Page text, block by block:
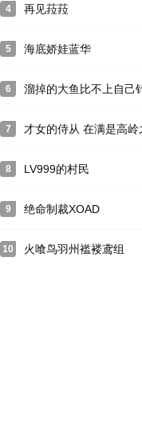
的故乡。
生活。但是另一方面，她
异的成绩入学的少女由乃
阳庄”。住在
斗的日子就未曾中断……。
成绩入学的少女由乃。因
4 再见菈菈
5 海底娇娃蓝华
6 溜掉的大鱼比不上自己
7 才女的侍从 在满是高岭之花的
8 LV999的村民
9 绝命制裁XOAD
10 火喰鸟羽州褴褛鸢组